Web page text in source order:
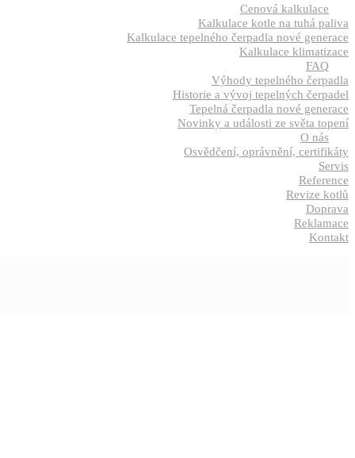
Cenová kalkulace
Kalkulace kotle na tuhá paliva
Kalkulace tepelného čerpadla nové generace
Kalkulace klimatizace
FAQ
Výhody tepelného čerpadla
Historie a vývoj tepelných čerpadel
Tepelná čerpadla nové generace
Novinky a události ze světa topení
O nás
Osvědčení, oprávnění, certifikáty
Servis
Reference
Revize kotlů
Doprava
Reklamace
Kontakt